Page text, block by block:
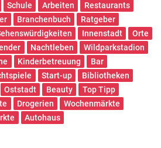
Schule Arbeiten
Restaurants
Branchenbuch
Ratgeber
Innenstadt
Orte
Nachtleben
Wildparkstadion
Kinderbetreuung
Bar
Start-up
Bibliotheken
Oststadt Beauty
Top Tipp
Drogerien
Wochenmärkte
Autohaus